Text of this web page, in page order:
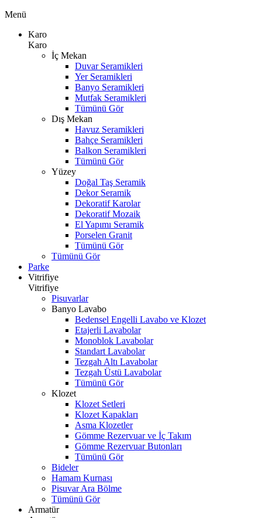
Menü
Karo
Karo
İç Mekan
Duvar Seramikleri
Yer Seramikleri
Banyo Seramikleri
Mutfak Seramikleri
Tümünü Gör
Dış Mekan
Havuz Seramikleri
Bahçe Seramikleri
Balkon Seramikleri
Tümünü Gör
Yüzey
Doğal Taş Seramik
Dekor Seramik
Dekoratif Karolar
Dekoratif Mozaik
El Yapımı Seramik
Porselen Granit
Tümünü Gör
Tümünü Gör
Parke
Vitrifiye
Vitrifiye
Pisuvarlar
Banyo Lavabo
Bedensel Engelli Lavabo ve Klozet
Etajerli Lavabolar
Monoblok Lavabolar
Standart Lavabolar
Tezgah Altı Lavabolar
Tezgah Üstü Lavabolar
Tümünü Gör
Klozet
Klozet Setleri
Klozet Kapakları
Asma Klozetler
Gömme Rezervuar ve İç Takım
Gömme Rezervuar Butonları
Tümünü Gör
Bideler
Hamam Kurnası
Pisuvar Ara Bölme
Tümünü Gör
Armatür